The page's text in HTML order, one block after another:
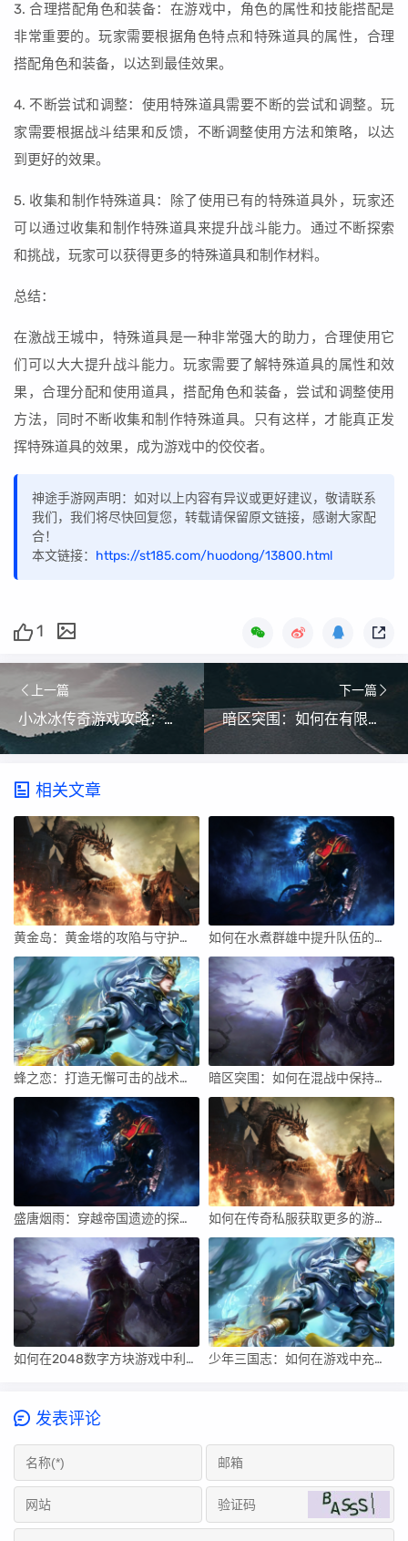
3. 合理搭配角色和装备：在游戏中，角色的属性和技能搭配是
非常重要的。玩家需要根据角色特点和特殊道具的属性，合理
搭配角色和装备，以达到最佳效果。
4. 不断尝试和调整：使用特殊道具需要不断的尝试和调整。玩
家需要根据战斗结果和反馈，不断调整使用方法和策略，以达
到更好的效果。
5. 收集和制作特殊道具：除了使用已有的特殊道具外，玩家还
可以通过收集和制作特殊道具来提升战斗能力。通过不断探索
和挑战，玩家可以获得更多的特殊道具和制作材料。
总结：
在激战王城中，特殊道具是一种非常强大的助力，合理使用它
们可以大大提升战斗能力。玩家需要了解特殊道具的属性和效
果，合理分配和使用道具，搭配角色和装备，尝试和调整使用
方法，同时不断收集和制作特殊道具。只有这样，才能真正发
挥特殊道具的效果，成为游戏中的佼佼者。
神途手游网声明：如对以上内容有异议或更好建议，敬请联系
我们，我们将尽快回复您，转载请保留原文链接，感谢大家配
合！
本文链接： https://st185.com/huodong/13800.html
1
上一篇
小冰冰传奇游戏攻略：掌握神秘商店的藏品推荐
下一篇
暗区突围：如何在有限时间内快速装备并准备战斗？
相关文章
黄金岛：黄金塔的攻陷与守护策略 如何在水煮群雄中提升队伍的团队合作配合度？
蜂之恋：打造无懈可击的战术布局 暗区突围：如何在混战中保持头脑冷静？
盛唐烟雨：穿越帝国遗迹的探险挑战攻略 如何在传奇私服获取更多的游戏道具？
如何在2048数字方块游戏中利用空格进行最佳数字方块布局？ 少年三国志：如何在游戏中充分利用好友系统？
发表评论